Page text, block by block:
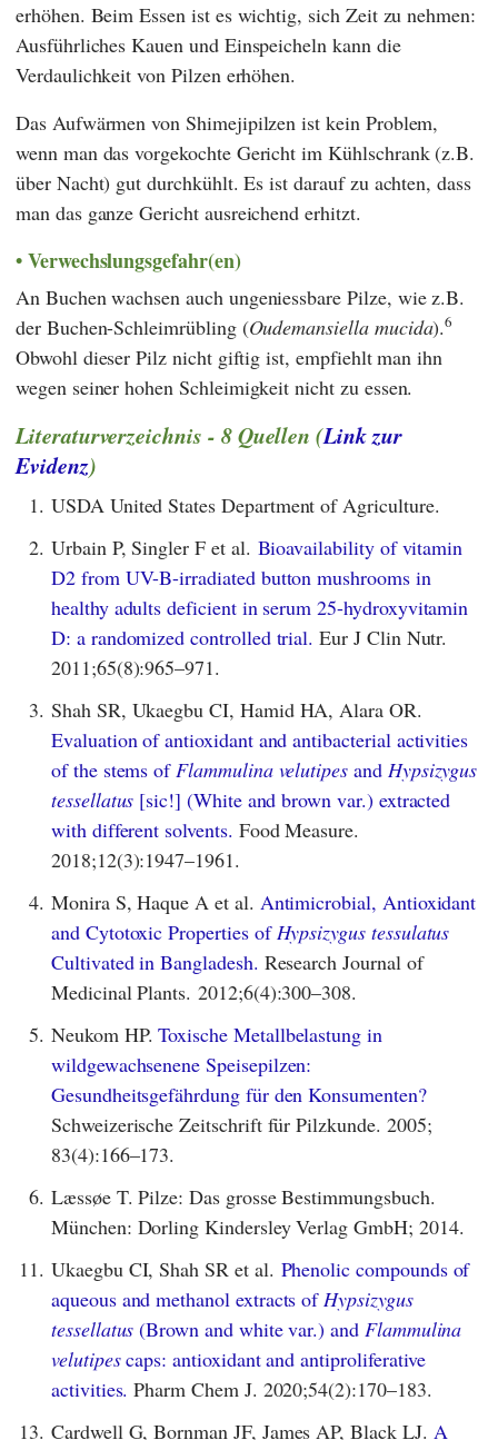
erhöhen. Beim Essen ist es wichtig, sich Zeit zu nehmen:
Ausführliches Kauen und Einspeicheln kann die
Verdaulichkeit von Pilzen erhöhen.
Das Aufwärmen von Shimejipilzen ist kein Problem,
wenn man das vorgekochte Gericht im Kühlschrank (z.B.
über Nacht) gut durchkühlt. Es ist darauf zu achten, dass
man das ganze Gericht ausreichend erhitzt.
Verwechslungsgefahr(en)
An Buchen wachsen auch ungeniessbare Pilze, wie z.B.
der Buchen-Schleimrübling (Oudemansiella mucida).6
Obwohl dieser Pilz nicht giftig ist, empfiehlt man ihn
wegen seiner hohen Schleimigkeit nicht zu essen.
Literaturverzeichnis - 8 Quellen (Link zur
Evidenz)
1. USDA United States Department of Agriculture.
2. Urbain P, Singler F et al. Bioavailability of vitamin
D2 from UV-B-irradiated button mushrooms in
healthy adults deficient in serum 25-hydroxyvitamin
D: a randomized controlled trial. Eur J Clin Nutr.
2011;65(8):965–971.
3. Shah SR, Ukaegbu CI, Hamid HA, Alara OR.
Evaluation of antioxidant and antibacterial activities
of the stems ofFlammulina velutipes and Hypsizygus
tessellatus [sic!] (White and brown var.) extracted
with different solvents. Food Measure.
2018;12(3):1947–1961.
4. Monira S, Haque A et al. Antimicrobial, Antioxidant
and Cytotoxic Properties ofHypsizygus tessulatus
Cultivated in Bangladesh. Research Journal of
Medicinal Plants. 2012;6(4):300–308.
5. Neukom HP.Toxische Metallbelastung in
wildgewachsenene Speisepilzen:
Gesundheitsgefährdung für den Konsumenten?
Schweizerische Zeitschrift für Pilzkunde. 2005;
83(4):166–173.
6. Læssøe T. Pilze: Das grosse Bestimmungsbuch.
München: Dorling Kindersley Verlag GmbH; 2014.
11. Ukaegbu CI, Shah SR et al. Phenolic compounds of
aqueous and methanol extracts ofHypsizygus
tessellatus (Brown and white var.) and Flammulina
velutipescaps: antioxidant and antiproliferative
activities. Pharm Chem J. 2020;54(2):170–183.
13. Cardwell G, Bornman JF, James AP, Black LJ. A